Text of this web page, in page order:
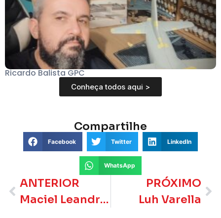
Ricardo Balista GPC
Conheça todos aqui >
Compartilhe
Facebook Twitter LinkedIn
WhatsApp
ANTERIOR
Maciel Leandro Zang
PRÓXIMO
Luh Varella